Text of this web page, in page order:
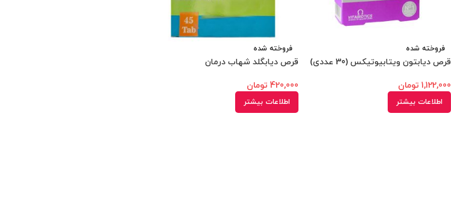
فروخته شده
قرص دیابتون ویتابیوتیکس (30 عددی)
1,122,000 تومان
اطلاعات بیشتر
فروخته شده
قرص دیابگلد شهاب درمان
420,000 تومان
اطلاعات بیشتر